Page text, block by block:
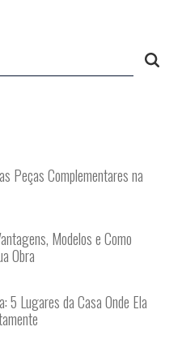
Peças Complementares na
Modelos e Como
Obra
5 Lugares da Casa Onde Ela